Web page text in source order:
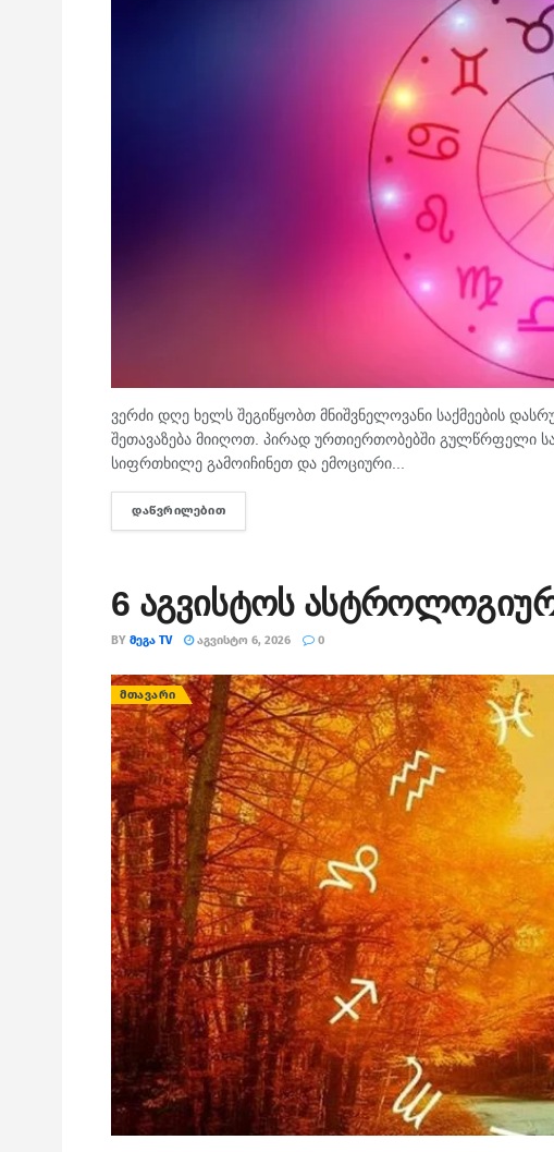
ვერძი დღე ხელს შეგიწყობთ მნიშვნელოვანი საქმეების
შეთავაზება მიიღოთ. პირად ურთიერთობებში გულწრფელი
სიფრთხილე გამოიჩინეთ და ემოციური...
ᲓᲐᲬᲕᲠᲘᲚᲔᲑᲘᲗ
6 აგვისტოს
BY ᲛᲔᲒᲐ TV ᲐᲒᲕᲘᲡᲢᲝ 6, 2026 0
ᲛᲗᲐᲕᲐᲠᲘ